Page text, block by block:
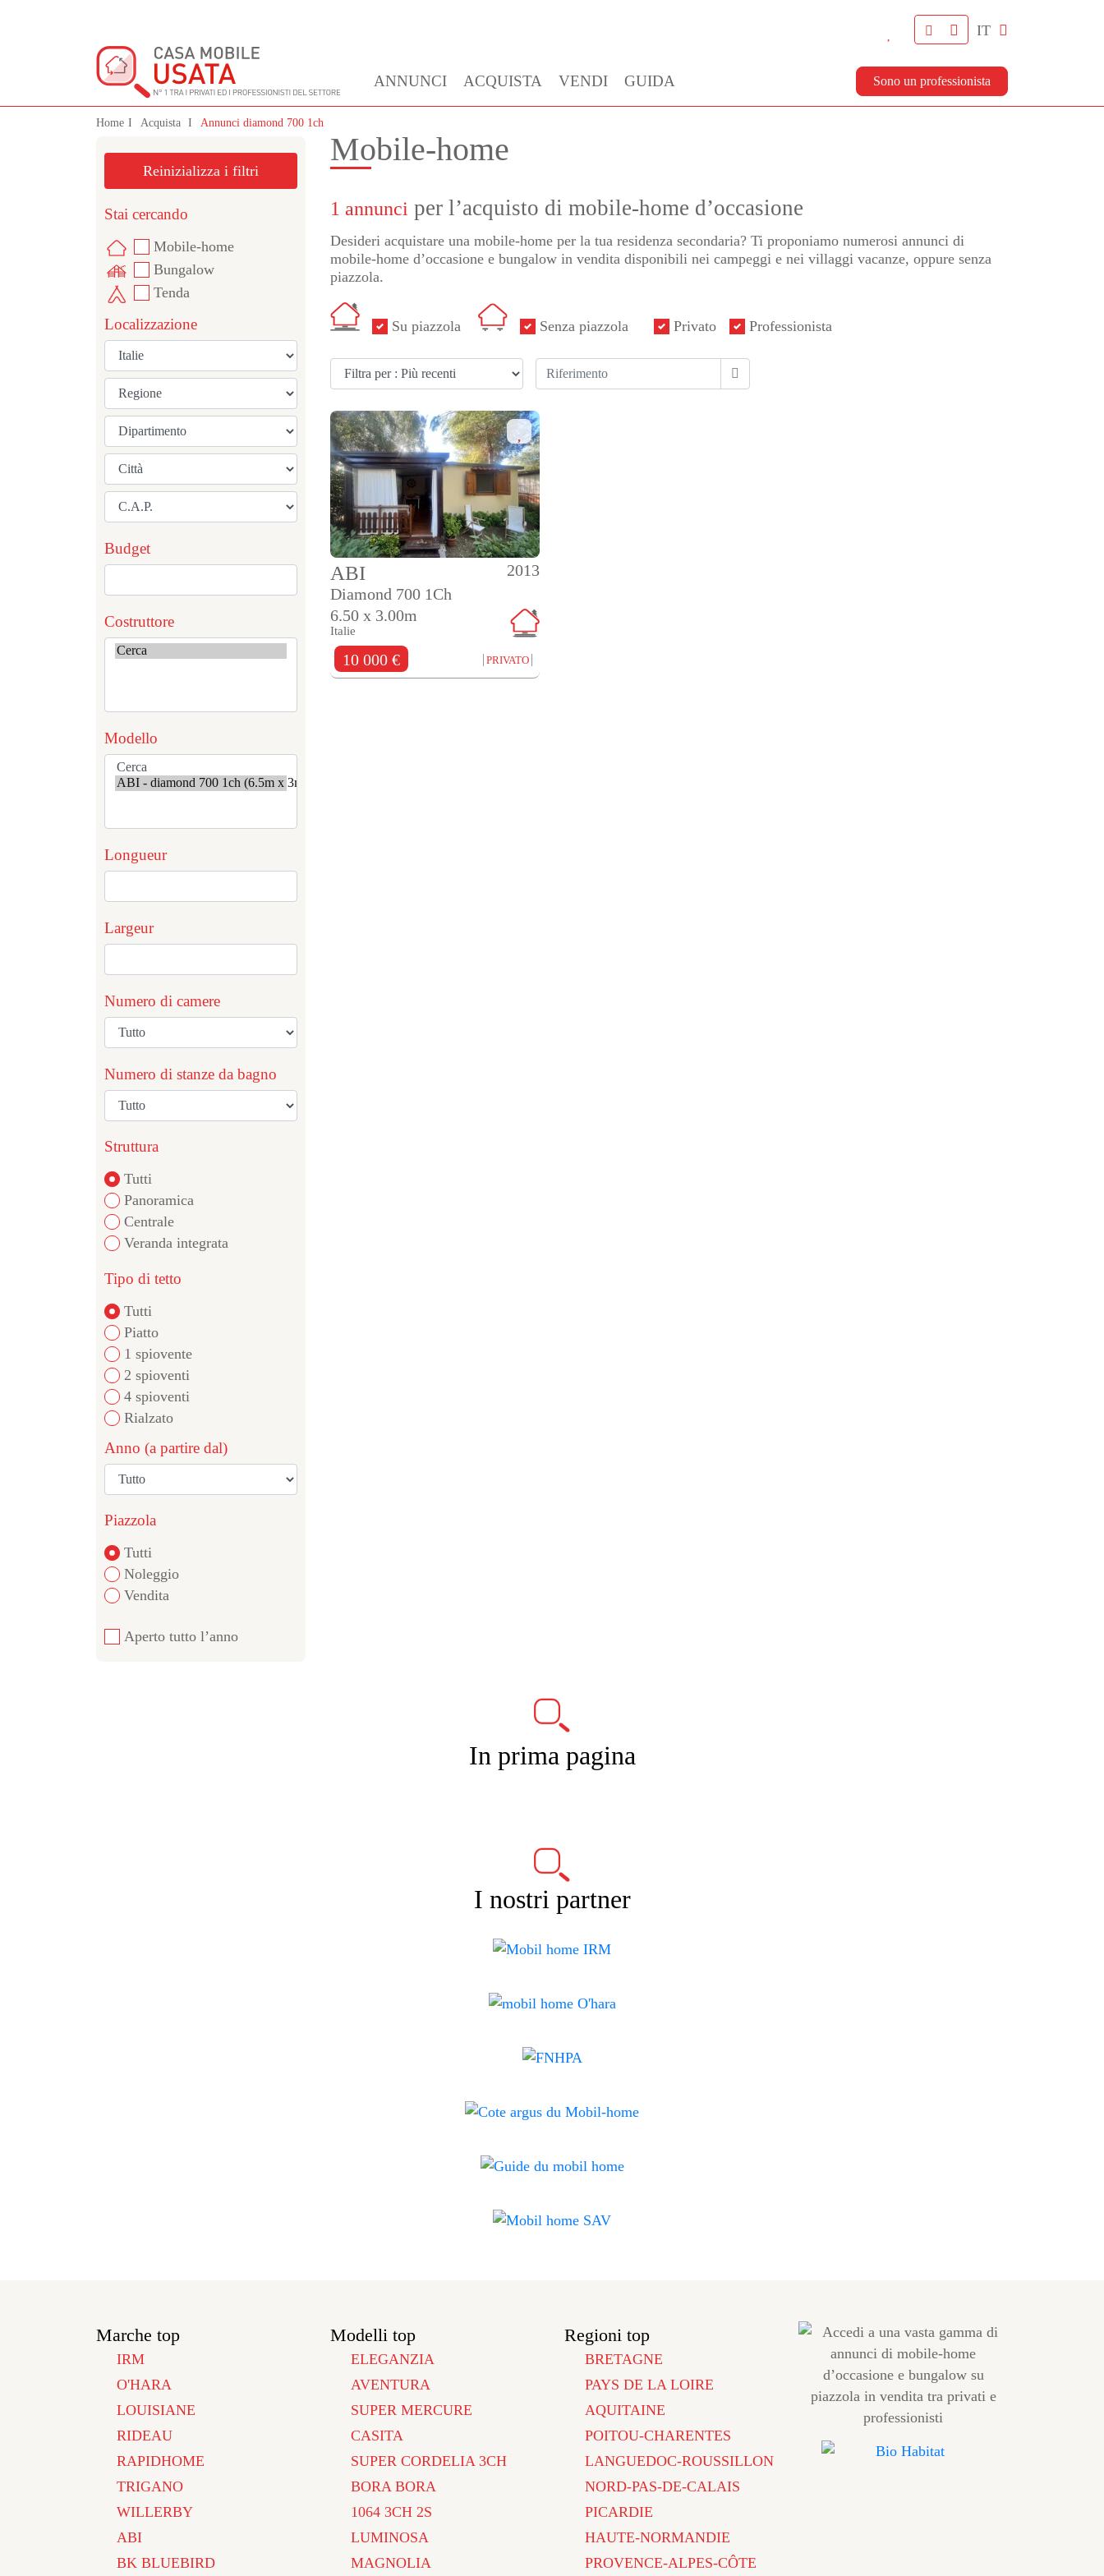
IT
ANNUNCI ACQUISTA VENDI GUIDA Sono un professionista
Home Acquista Annunci diamond 700 1ch
Reinizializza i filtri
Stai cercando
Mobile-home
Bungalow
Tenda
Localizzazione
Budget
Costruttore
Modello
Longueur
Largeur
Numero di camere
Numero di stanze da bagno
Struttura
Tutti
Panoramica
Centrale
Veranda integrata
Tipo di tetto
Tutti
Piatto
1 spiovente
2 spioventi
4 spioventi
Rialzato
Anno (a partire dal)
Piazzola
Tutti
Noleggio
Vendita
Aperto tutto l’anno
Mobile-home
1 annunci per l’acquisto di mobile-home d’occasione
Desideri acquistare una mobile-home per la tua residenza secondaria? Ti proponiamo numerosi annunci di
mobile-home d’occasione e bungalow in vendita disponibili nei campeggi e nei villaggi vacanze, oppure senza
piazzola.
Su piazzola Senza piazzola Privato Professionista
2013
ABI
Diamond 700 1Ch
6.50 x 3.00m
Italie
10 000 € PRIVATO
In prima pagina
I nostri partner
Marche top
IRM
O'HARA
LOUISIANE
RIDEAU
RAPIDHOME
TRIGANO
WILLERBY
ABI
BK BLUEBIRD
Modelli top
ELEGANZIA
AVENTURA
SUPER MERCURE
CASITA
SUPER CORDELIA 3CH
BORA BORA
1064 3CH 2S
LUMINOSA
MAGNOLIA
Regioni top
BRETAGNE
PAYS DE LA LOIRE
AQUITAINE
POITOU-CHARENTES
LANGUEDOC-ROUSSILLON
NORD-PAS-DE-CALAIS
PICARDIE
HAUTE-NORMANDIE
PROVENCE-ALPES-CÔTE